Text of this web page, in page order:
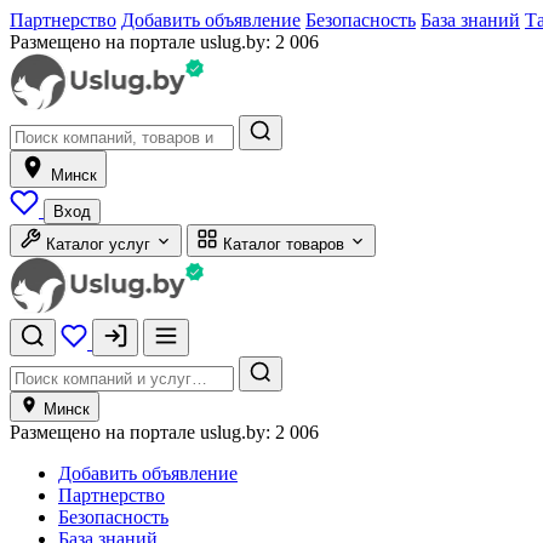
Партнерство Добавить объявление Безопасность База знаний
Размещено на портале uslug.by: 2 006
Минск
Вход
Каталог услуг
Каталог товаров
Минск
Размещено на портале uslug.by: 2 006
Добавить объявление
Партнерство
Безопасность
База знаний